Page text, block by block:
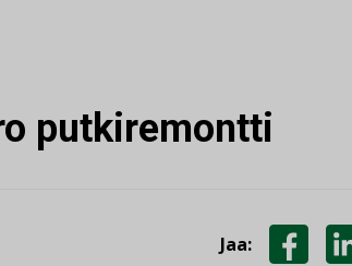
putkiremontti
Jaa: